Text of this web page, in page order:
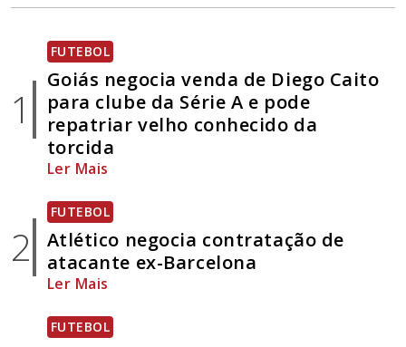
1
FUTEBOL
Goiás negocia venda de Diego Caito
para clube da Série A e pode
repatriar velho conhecido da
torcida
Ler Mais
2
FUTEBOL
Atlético negocia contratação de
atacante ex-Barcelona
Ler Mais
FUTEBOL